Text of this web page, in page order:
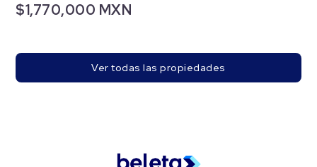
$1,770,000 MXN
Ver todas las propiedades